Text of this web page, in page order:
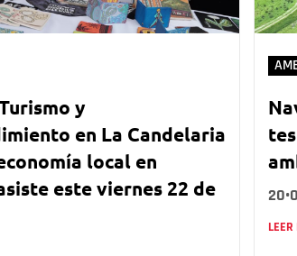
y
en La Candelaria
local en
este viernes 22 de